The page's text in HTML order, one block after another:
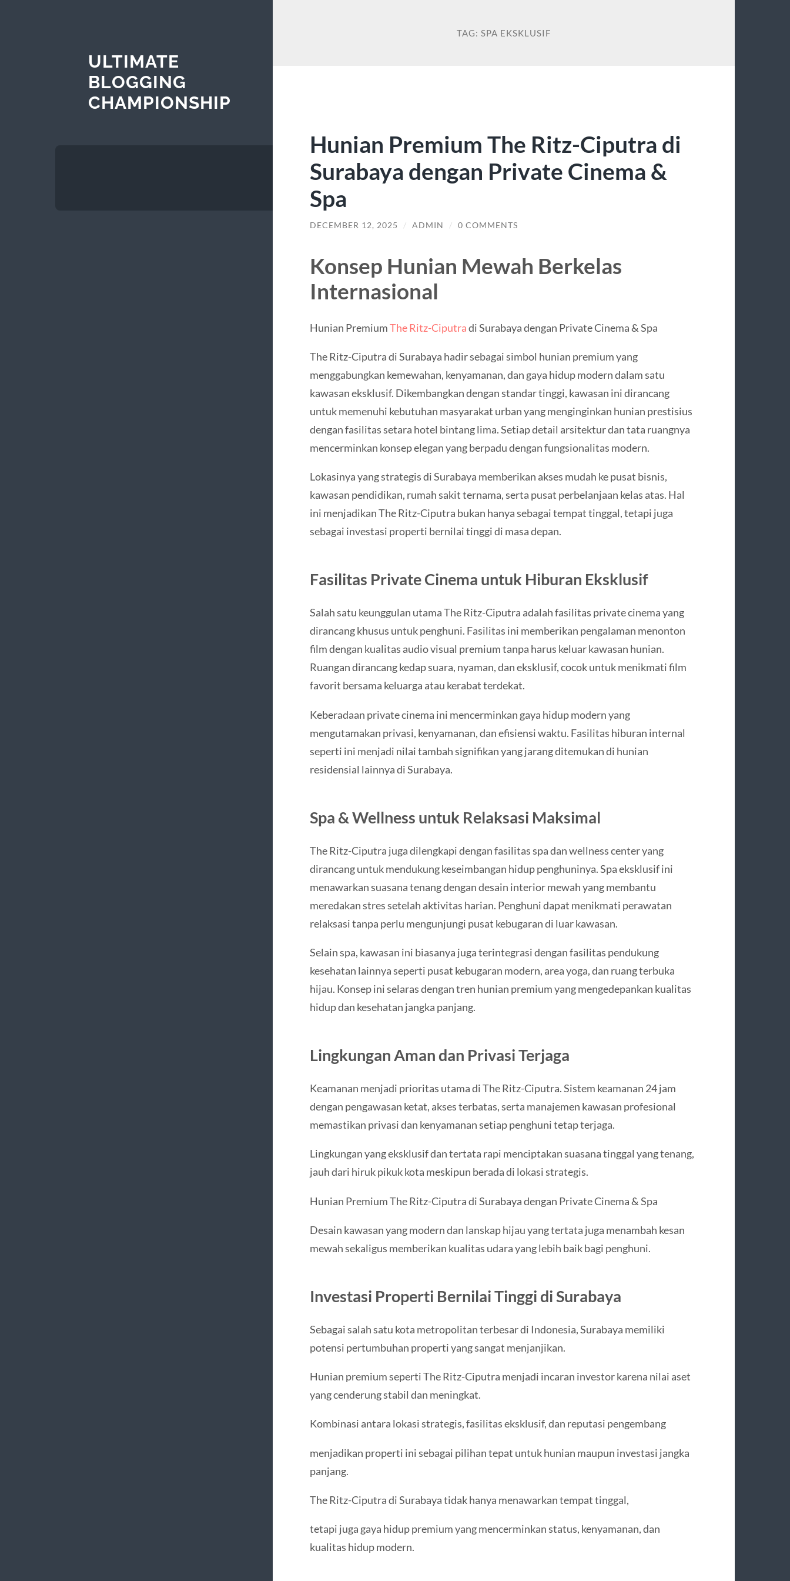
ULTIMATE
BLOGGING
CHAMPIONSHIP
TAG: SPA EKSKLUSIF
Hunian Premium The Ritz-Ciputra di
Surabaya dengan Private Cinema &
Spa
DECEMBER 12, 2025 / ADMIN / 0 COMMENTS
Konsep Hunian Mewah Berkelas
Internasional
Hunian PremiumThe Ritz-Ciputradi Surabaya dengan Private Cinema & Spa
The Ritz-Ciputra di Surabaya hadir sebagai simbol hunian premium yang
menggabungkan kemewahan, kenyamanan, dan gaya hidup modern dalam satu
kawasan eksklusif. Dikembangkan dengan standar tinggi, kawasan ini dirancang
untuk memenuhi kebutuhan masyarakat urban yang menginginkan hunian prestisius
dengan fasilitas setara hotel bintang lima. Setiap detail arsitektur dan tata ruangnya
mencerminkan konsep elegan yang berpadu dengan fungsionalitas modern.
Lokasinya yang strategis di Surabaya memberikan akses mudah ke pusat bisnis,
kawasan pendidikan, rumah sakit ternama, serta pusat perbelanjaan kelas atas. Hal
ini menjadikan The Ritz-Ciputra bukan hanya sebagai tempat tinggal, tetapi juga
sebagai investasi properti bernilai tinggi di masa depan.
Fasilitas Private Cinema untuk Hiburan Eksklusif
Salah satu keunggulan utama The Ritz-Ciputra adalah fasilitas private cinema yang
dirancang khusus untuk penghuni. Fasilitas ini memberikan pengalaman menonton
film dengan kualitas audio visual premium tanpa harus keluar kawasan hunian.
Ruangan dirancang kedap suara, nyaman, dan eksklusif, cocok untuk menikmati film
favorit bersama keluarga atau kerabat terdekat.
Keberadaan private cinema ini mencerminkan gaya hidup modern yang
mengutamakan privasi, kenyamanan, dan efisiensi waktu. Fasilitas hiburan internal
seperti ini menjadi nilai tambah signifikan yang jarang ditemukan di hunian
residensial lainnya di Surabaya.
Spa & Wellness untuk Relaksasi Maksimal
The Ritz-Ciputra juga dilengkapi dengan fasilitas spa dan wellness center yang
dirancang untuk mendukung keseimbangan hidup penghuninya. Spa eksklusif ini
menawarkan suasana tenang dengan desain interior mewah yang membantu
meredakan stres setelah aktivitas harian. Penghuni dapat menikmati perawatan
relaksasi tanpa perlu mengunjungi pusat kebugaran di luar kawasan.
Selain spa, kawasan ini biasanya juga terintegrasi dengan fasilitas pendukung
kesehatan lainnya seperti pusat kebugaran modern, area yoga, dan ruang terbuka
hijau. Konsep ini selaras dengan tren hunian premium yang mengedepankan kualitas
hidup dan kesehatan jangka panjang.
Lingkungan Aman dan Privasi Terjaga
Keamanan menjadi prioritas utama di The Ritz-Ciputra. Sistem keamanan 24 jam
dengan pengawasan ketat, akses terbatas, serta manajemen kawasan profesional
memastikan privasi dan kenyamanan setiap penghuni tetap terjaga.
Lingkungan yang eksklusif dan tertata rapi menciptakan suasana tinggal yang tenang,
jauh dari hiruk pikuk kota meskipun berada di lokasi strategis.
Hunian Premium The Ritz-Ciputra di Surabaya dengan Private Cinema & Spa
Desain kawasan yang modern dan lanskap hijau yang tertata juga menambah kesan
mewah sekaligus memberikan kualitas udara yang lebih baik bagi penghuni.
Investasi Properti Bernilai Tinggi di Surabaya
Sebagai salah satu kota metropolitan terbesar di Indonesia, Surabaya memiliki
potensi pertumbuhan properti yang sangat menjanjikan.
Hunian premium seperti The Ritz-Ciputra menjadi incaran investor karena nilai aset
yang cenderung stabil dan meningkat.
Kombinasi antara lokasi strategis, fasilitas eksklusif, dan reputasi pengembang
menjadikan properti ini sebagai pilihan tepat untuk hunian maupun investasi jangka
panjang.
The Ritz-Ciputra di Surabaya tidak hanya menawarkan tempat tinggal,
tetapi juga gaya hidup premium yang mencerminkan status, kenyamanan, dan
kualitas hidup modern.